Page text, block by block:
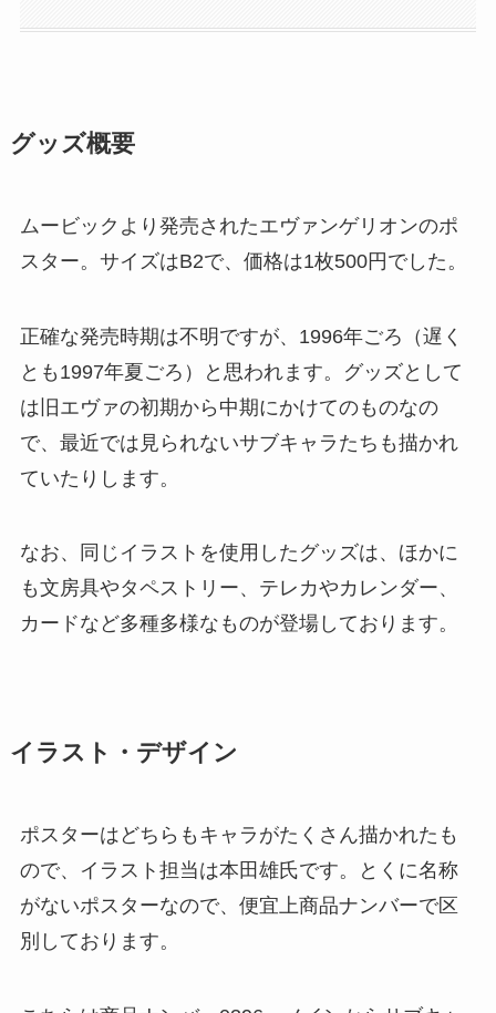
グッズ概要
ムービックより発売されたエヴァンゲリオンのポ
スター。サイズはB2で、価格は1枚500円でした。
正確な発売時期は不明ですが、1996年ごろ（遅く
とも1997年夏ごろ）と思われます。グッズとして
は旧エヴァの初期から中期にかけてのものなの
で、最近では見られないサブキャラたちも描かれ
ていたりします。
なお、同じイラストを使用したグッズは、ほかに
も文房具やタペストリー、テレカやカレンダー、
カードなど多種多様なものが登場しております。
イラスト・デザイン
ポスターはどちらもキャラがたくさん描かれたも
ので、イラスト担当は本田雄氏です。とくに名称
がないポスターなので、便宜上商品ナンバーで区
別しております。